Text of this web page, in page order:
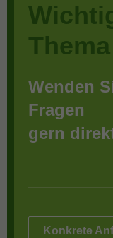
Wenden
Fragen
gern
Konkrete